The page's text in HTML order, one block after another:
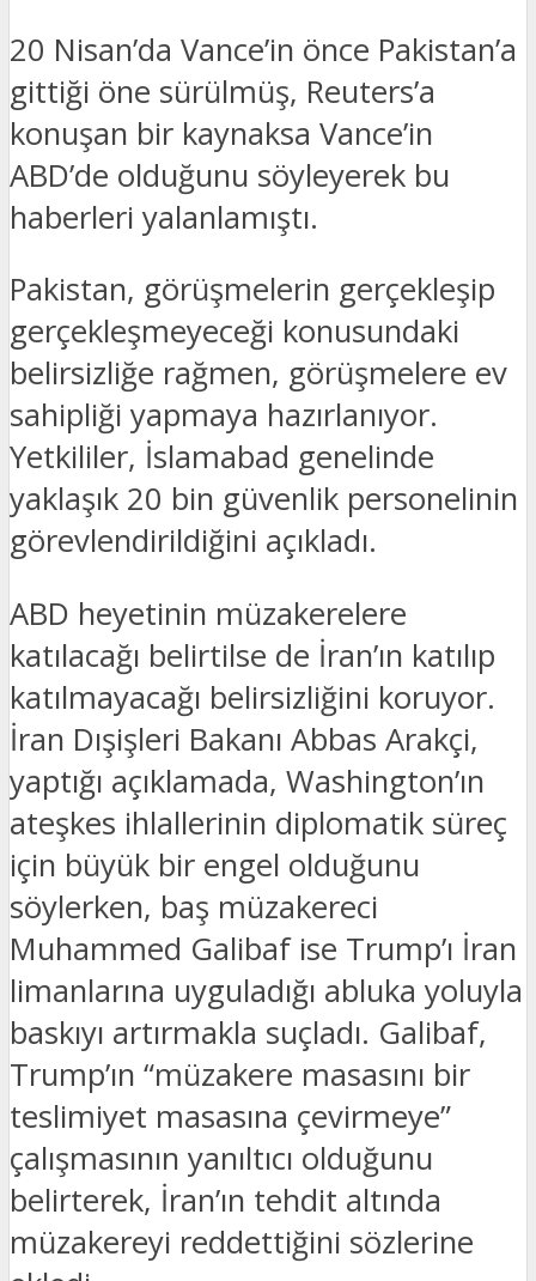
20 Nisan’da Vance’in önce Pakistan’a
gittiği öne sürülmüş, Reuters’a
konuşan bir kaynaksa Vance’in
ABD’de olduğunu söyleyerek bu
haberleri yalanlamıştı.
Pakistan, görüşmelerin gerçekleşip
gerçekleşmeyeceği konusundaki
belirsizliğe rağmen, görüşmelere ev
sahipliği yapmaya hazırlanıyor.
Yetkililer, İslamabad genelinde
yaklaşık 20 bin güvenlik personelinin
görevlendirildiğini açıkladı.
ABD heyetinin müzakerelere
katılacağı belirtilse de İran’ın katılıp
katılmayacağı belirsizliğini koruyor.
İran Dışişleri Bakanı Abbas Arakçi,
yaptığı açıklamada, Washington’ın
ateşkes ihlallerinin diplomatik süreç
için büyük bir engel olduğunu
söylerken, baş müzakereci
Muhammed Galibaf ise Trump’ı İran
limanlarına uyguladığı abluka yoluyla
baskıyı artırmakla suçladı. Galibaf,
Trump’ın “müzakere masasını bir
teslimiyet masasına çevirmeye”
çalışmasının yanıltıcı olduğunu
belirterek, İran’ın tehdit altında
müzakereyi reddettiğini sözlerine